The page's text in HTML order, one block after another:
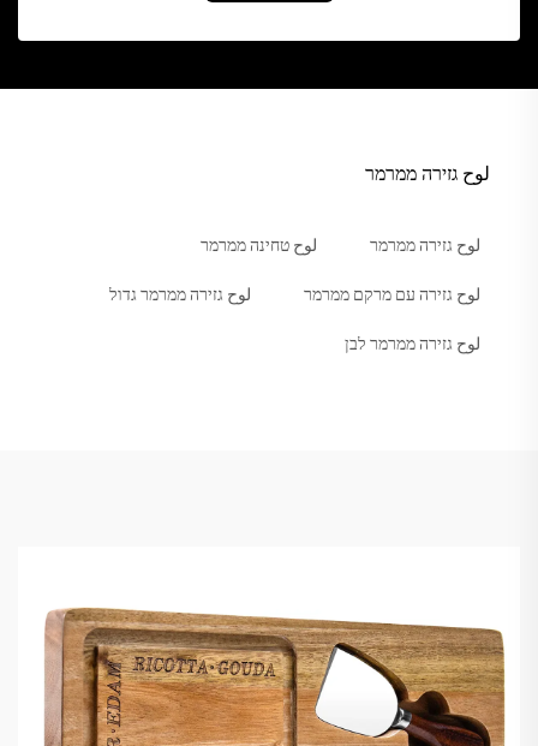
لوح גזירה ממרמר
لوح גזירה ממרמר لوح טחינה ממרמר
لوح גזירה עם מרקם ממרמר لوح גזירה ממרמר גדול
لوح גזירה ממרמר לבן